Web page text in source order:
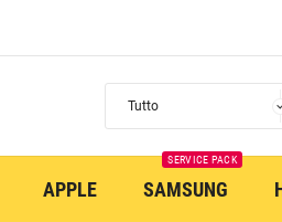
APPLE SAMSUNG
SERVICE PACK